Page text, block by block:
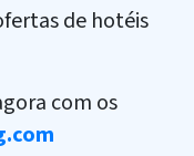
de hotéis
com os